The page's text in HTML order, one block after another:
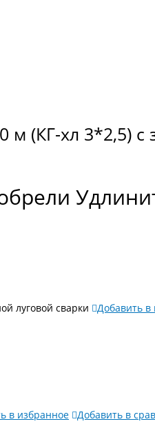
м (КГ-хл 3*2,5) с
луговой сварки Добавить в
в избранное
Добавить в